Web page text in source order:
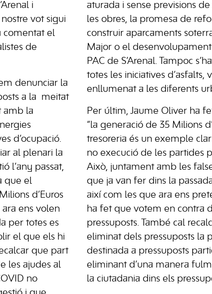
i
vot sigui
comentat el
de
denunciar la
a la meitat
amb la
d’ocupació.
al plenari la
l’any passat,
que el
d’Euros
ens volen
per totes es
el que els hi
que part
les ajudes al
no
aturada i sense previsions
les obres, la promesa de
construir aparcaments
Major o el
PAC de S’Arenal. Tampoc
totes les iniciatives d’asfalts,
enllumenat a les diferents
Per últim, Jaume Oliver ha
“la generació de 35 Milions
tresoreria és un exemple clar
no execució de les partides
Això, juntament amb les
que ja van fer dins la
així com les que ara ens
ha fet que votem en contra
pressuposts. També cal
eliminat dels pressuposts la
destinada a pressuposts
eliminant d’una manera
la ciutadania dins els